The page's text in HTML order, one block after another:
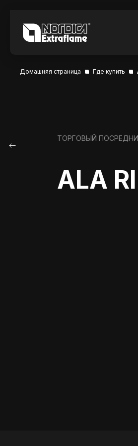
Домашняя страница Где купить
ТОРГОВЫЙ
ALA